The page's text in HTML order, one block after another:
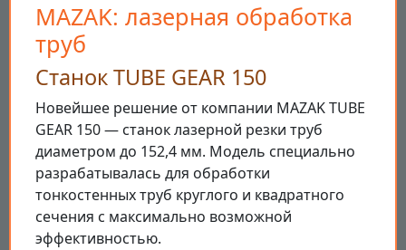
MAZAK: лазерная обработка
труб
Станок TUBE GEAR 150
Новейшее решение от компании MAZAK TUBE
GEAR 150 — станок лазерной резки труб
диаметром до 152,4 мм. Модель специально
разрабатывалась для обработки
тонкостенных труб круглого и квадратного
сечения с максимально возможной
эффективностью.